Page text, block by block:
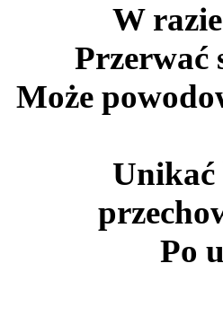
W
Przerwać
Może
Unikać
Po